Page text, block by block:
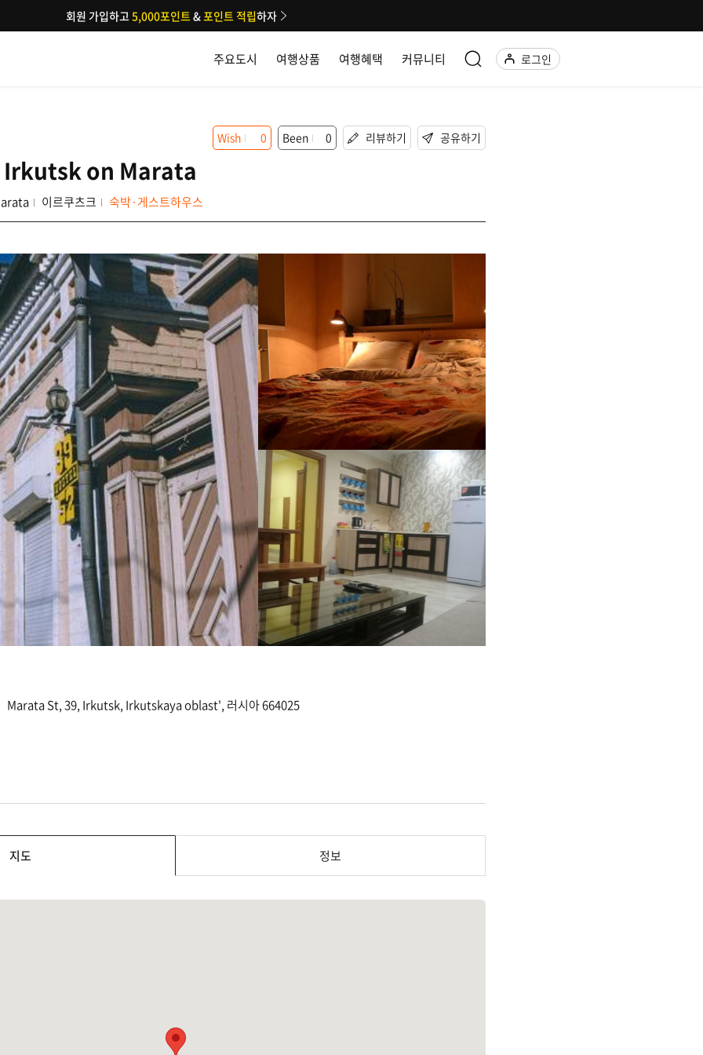
주요도시 여행상품 여행혜택 커뮤니티 로그인
회원 가입하고5,000포인트&포인트 적립하자
on Marata
이르쿠츠크 숙박·게스트하우스
Wish 0 Been 0 리뷰하기 공유하기
Marata St, 39, Irkutsk, Irkutskaya oblast', 러시아 664025
지도 정보